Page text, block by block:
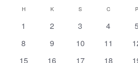
kiválasztása.
Események
naptár
H KKEDD S C P
0
1
0
2
0
3
0
4
0
0
8
0
9
0
10
0
11
0
0
15
0
16
0
17
0
18
0